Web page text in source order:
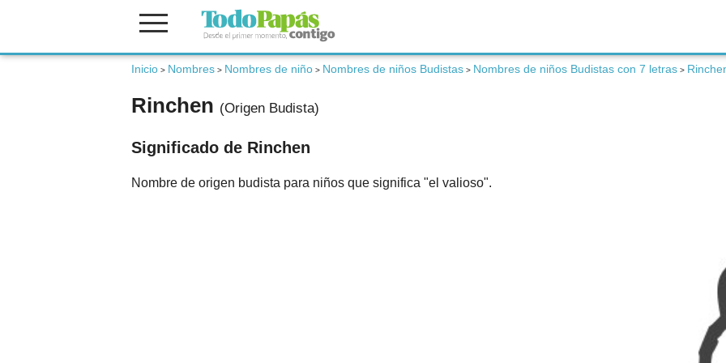
Inicio > Nombres > Nombres de niño > Nombres de niños Budistas > Nombres de niños Budistas con 7 letras >
Rinchen (Origen Budista)
Significado de Rinchen
Nombre de origen budista para niños que significa "el valioso".